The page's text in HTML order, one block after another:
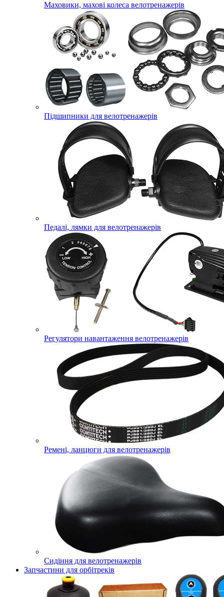
Маховики, махові колеса велотренажерів
Підшипники для велотренажерів
Педалі, лямки для велотренажерів
Регулятори навантаження велотренажерів
Ремені, ланцюги для велотренажерів
Сидіння для велотренажерів
Запчастини для орбітреків